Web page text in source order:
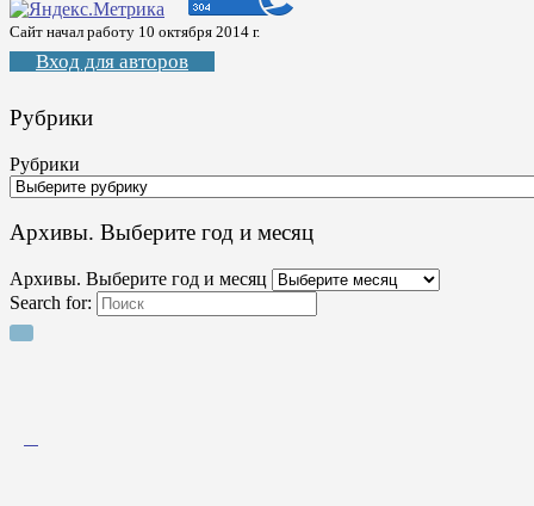
Сайт начал работу 10 октября 2014 г.
Вход для авторов
Рубрики
Рубрики
Архивы. Выберите год и месяц
Архивы. Выберите год и месяц
Search for: